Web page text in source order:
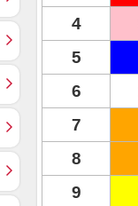
4
5
6
7
8
9